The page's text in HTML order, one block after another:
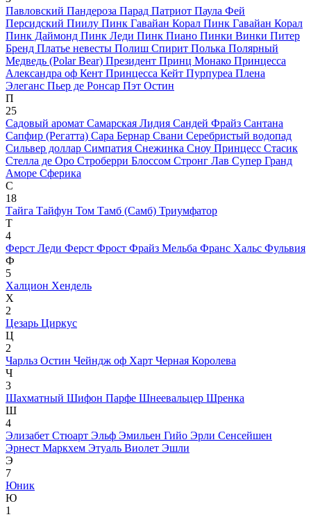
Павловский Пандероза Парад Патриот Паула Фей
Персидский Пиилу Пинк Гавайан Корал Пинк Гавайан Корал
Пинк Даймонд Пинк Леди Пинк Пиано Пинки Винки Питер
Бренд Платье невесты Полиш Спирит Полька Полярный
Медведь (Polar Bear) Президент Принц Монако Принцесса
Александра оф Кент Принцесса Кейт Пурпуреа Плена
Элеганс Пьер де Ронсар Пэт Остин
П
25
Садовый аромат Самарская Лидия Сандей Фрайз Сантана
Сапфир (Регатта) Сара Бернар Свани Серебристый водопад
Сильвер доллар Симпатия Снежинка Сноу Принцесс Стасик
Стелла де Оро Строберри Блоссом Стронг Лав Супер Гранд
Аморе Сферика
С
18
Тайга Тайфун Том Тамб (Самб) Триумфатор
Т
4
Ферст Леди Ферст Фрост Фрайз Мельба Франс Хальс Фульвия
Ф
5
Халцион Хендель
Х
2
Цезарь Циркус
Ц
2
Чарльз Остин Чейндж оф Харт Черная Королева
Ч
3
Шахматный Шифон Парфе Шнеевальцер Шренка
Ш
4
Элизабет Стюарт Эльф Эмильен Гийо Эрли Сенсейшен
Эрнест Маркхем Этуаль Виолет Эшли
Э
7
Юник
Ю
1